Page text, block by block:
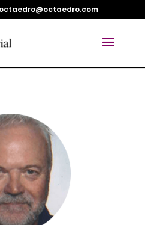
octaedro@octaedro.com